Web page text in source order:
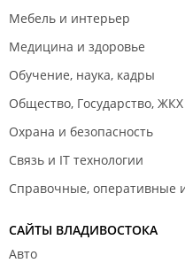
говорит и президент и
что бюрократия только
когда вопрос касается
инвалидов о которой
Дата посещения:
Мебель и интерьер
Медицина и здоровье
Обучение, наука, кадры
Общество, Государство, ЖКХ
Охрана и безопасность
Связь и IT технологии
Справочные, оперативные
САЙТЫ ВЛАДИВОСТОКА
Авто